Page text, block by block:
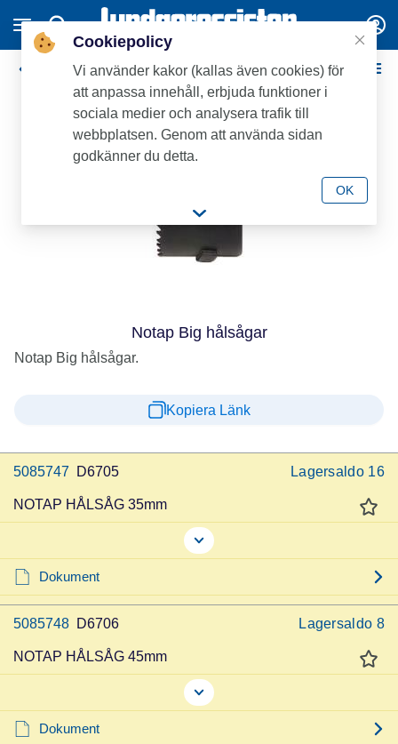
Notap - metoden för rörarbeten under tryck
Notap Big hålsågar
Notap Big hålsågar.
Kopiera Länk
5085747 D6705 Lagersaldo 16
NOTAP HÅLSÅG 35mm
Dokument
5085748 D6706 Lagersaldo 8
NOTAP HÅLSÅG 45mm
Dokument
Cookiepolicy
Vi använder kakor (kallas även cookies) för
att anpassa innehåll, erbjuda funktioner i
sociala medier och analysera trafik till
webbplatsen. Genom att använda sidan
godkänner du detta.
OK